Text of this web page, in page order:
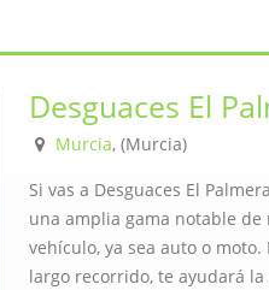
Desguaces El
Murcia, (Murcia)
Si vas a Desguaces El
una amplia gama notable
vehículo, ya sea auto o
largo recorrido, te ayudará